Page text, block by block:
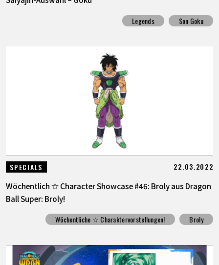
Legends Son Goku
SPECIALS 22.03.2022
Wöchentlich ☆ Character Showcase #46: Broly aus Dragon
Ball Super: Broly!
Wöchentliche ☆ Charaktervorstellungen! Broly